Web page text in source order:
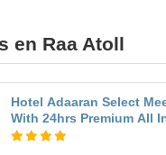
en Raa Atoll
Hotel Adaaran Select
With 24hrs Premium All